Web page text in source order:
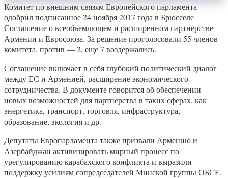
Комитет по внешним связям Европейского парламента
одобрил подписанное 24 ноября 2017 года в Брюсселе
Соглашение о всеобъемлющем и расширенном партнерстве
Армении и Евросоюза. За решение проголосовали 55 членов
комитета, против — 2, еще 7 воздержались.
Соглашение включает в себя глубокий политический диалог
между ЕС и Арменией, расширение экономического
сотрудничества. В документе говорится об обеспечении
новых возможностей для партнерства в таких сферах, как
энергетика, транспорт, торговля, инфраструктура,
образование, экология и др.
Депутаты Европарламента также призвали Армению и
Азербайджан активизировать мирный процесс по
урегулированию карабахского конфликта и выразили
поддержку усилиям сопредседателей Минской группы ОБСЕ.